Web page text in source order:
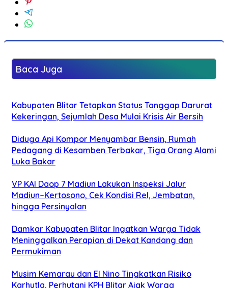
Baca Juga
Kabupaten Blitar Tetapkan Status Tanggap Darurat
Kekeringan, Sejumlah Desa Mulai Krisis Air Bersih
Diduga Api Kompor Menyambar Bensin, Rumah
Pedagang di Kesamben Terbakar, Tiga Orang Alami
Luka Bakar
VP KAI Daop 7 Madiun Lakukan Inspeksi Jalur
Madiun–Kertosono, Cek Kondisi Rel, Jembatan,
hingga Persinyalan
Damkar Kabupaten Blitar Ingatkan Warga Tidak
Meninggalkan Perapian di Dekat Kandang dan
Permukiman
Musim Kemarau dan El Nino Tingkatkan Risiko
Karhutla, Perhutani KPH Blitar Ajak Warga